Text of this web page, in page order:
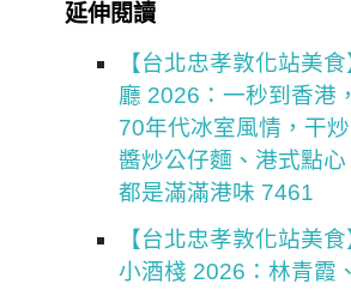
延伸閱讀
【台北忠孝敦化站美
廳 2026：一秒到香港
70年代冰室風情，干
醬炒公仔麵、港式點
都是滿滿港味 7461
【台北忠孝敦化站美
小酒棧 2026：林青霞